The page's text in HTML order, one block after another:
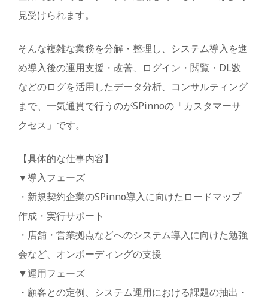
見受けられます。
そんな複雑な業務を分解・整理し、システム導入を進
め導入後の運用支援・改善、ログイン・閲覧・DL数
などのログを活用したデータ分析、コンサルティング
まで、一気通貫で行うのがSPinnoの「カスタマーサ
クセス」です。
【具体的な仕事内容】
▼導入フェーズ
・新規契約企業のSPinno導入に向けたロードマップ
作成・実行サポート
・店舗・営業拠点などへのシステム導入に向けた勉強
会など、オンボーディングの支援
▼運用フェーズ
・顧客との定例、システム運用における課題の抽出・